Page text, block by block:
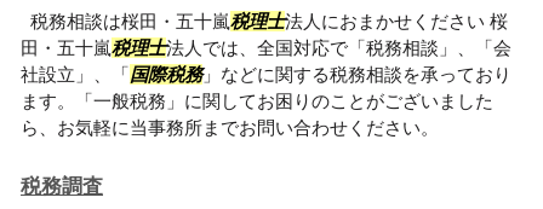
税務相談は桜田・五十嵐税理士法人におまかせください 桜
田・五十嵐税理士法人では、全国対応で「税務相談」、「会
社設立」、「国際税務」などに関する税務相談を承っており
ます。「一般税務」に関してお困りのことがございました
ら、お気軽に当事務所までお問い合わせください。
税務調査